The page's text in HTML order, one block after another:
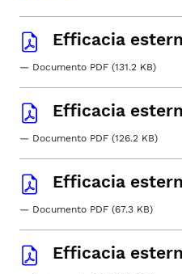
Efficacia
— Documento PDF (131.2 KB)
Efficacia
— Documento PDF (126.2 KB)
Efficacia
— Documento PDF (67.3 KB)
Efficacia